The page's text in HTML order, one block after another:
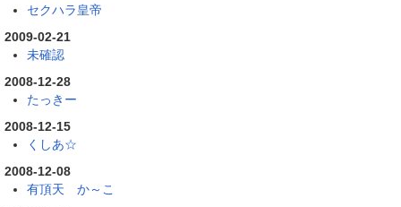
セクハラ皇帝
2009-02-21
未確認
2008-12-28
たっきー
2008-12-15
くしあ☆
2008-12-08
有頂天 か～こ